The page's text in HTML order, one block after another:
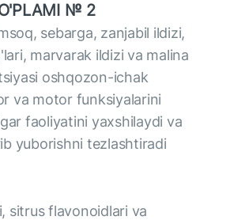
№ 2
sebarga, zanjabil ildizi,
marvarak ildizi va malina
oshqozon-ichak
va motor funksiyalarini
faoliyatini yaxshilaydi va
yuborishni tezlashtiradi
sitrus flavonoidlari va